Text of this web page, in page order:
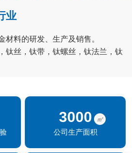
业
材料的研发、生产及销售。
钛丝，钛带，钛螺丝，钛法兰，钛
3000
㎡
公司生产面积